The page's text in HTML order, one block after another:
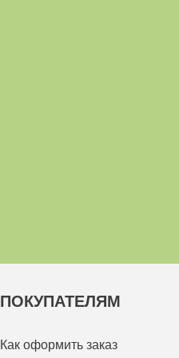
ПОКУПАТЕЛЯМ
Как оформить заказ